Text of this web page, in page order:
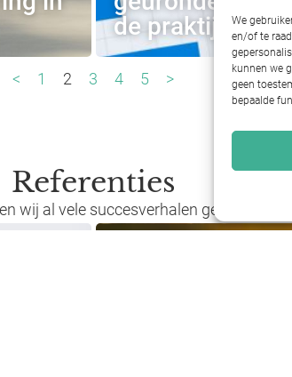
We
en/of te
kunnen we
geen
bepaalde
de praktijk?
< 1 2 3 4 5 >
Referenties
wij al vele succesverhalen gerealiseerd.